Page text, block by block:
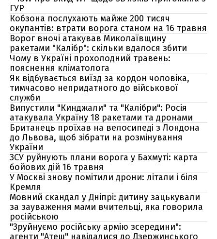
ГУР
Кобзона послухають майже 200 тисяч
окупантів: втрати ворога станом на 16 травня
Ворог вночі атакував Миколаївщину
ракетами "Калібр": скільки вдалося збити
Чому в Україні прохолодний травень:
пояснення кліматолога
Як відбувається виїзд за кордон чоловіка,
тимчасово непридатного до військової
служби
Випустили "Кинджали" та "Калібри": Росія
атакувала Україну 18 ракетами та дронами
Британець проїхав на велосипеді з Лондона
до Львова, щоб зібрати на розмінування
України
ЗСУ руйнують плани ворога у Бахмуті: карта
бойових дій 16 травня
У Москві знову помітили дрони: літали і біля
Кремля
Мовний скандал у Дніпрі: дитину зацькували
за зауваження мами вчительці, яка говорила
російською
"Зруйнуємо російську армію зсередини":
агенти "Атеш" навідалися до Дзержинського